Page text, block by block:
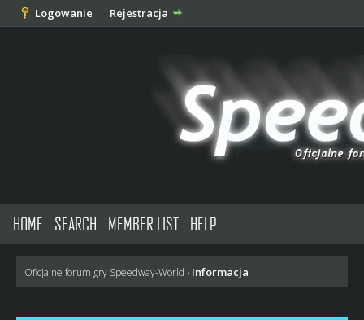
Logowanie Rejestracja
HOME SEARCH MEMBER LIST HELP
Oficjalne forum gry Speedway-World › Informacja